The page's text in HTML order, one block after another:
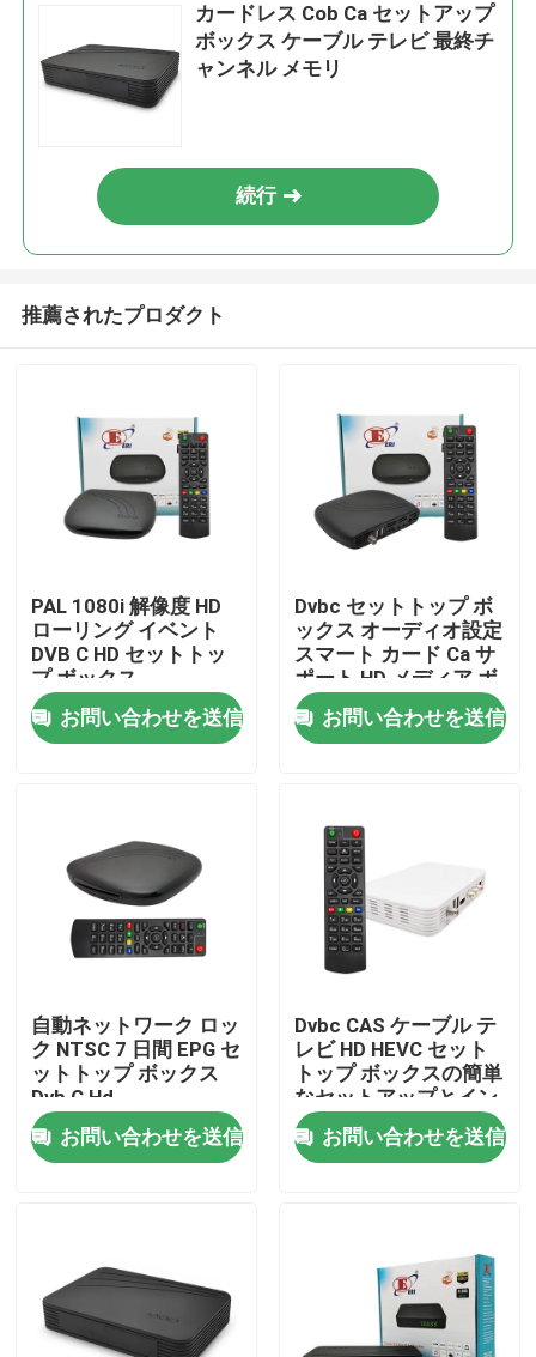
ホーム
製品
企業情報
会社案内
品質管理
お問い合わせ
テレビの上箱
DVBCはセット トップ ボックスを
カードレス Cob Ca セットアップ
ボックス ケーブル テレビ 最終チ
ャンネル メモリ
続行
推薦されたプロダクト
PAL 1080i 解像度 HD
ローリング イベント
DVB C HD セットトッ
プ ボックス
お問い合わせを送信
Dvbc セットトップ ボ
ックス オーディオ設定
スマート カード Ca サ
ポート HD メディア ボ
ックス
お問い合わせを送信
自動ネットワーク ロッ
ク NTSC 7 日間 EPG セ
ットトップ ボックス
Dvb C Hd
お問い合わせを送信
Dvbc CAS ケーブル テ
レビ HD HEVC セット
トップ ボックスの簡単
なセットアップとイン
ストール
お問い合わせを送信